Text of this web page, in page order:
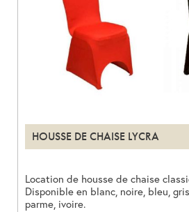
HOUSSE DE CHAISE LYCRA
Location de housse de chaise
Disponible en blanc, noire, bleu,
parme, ivoire.